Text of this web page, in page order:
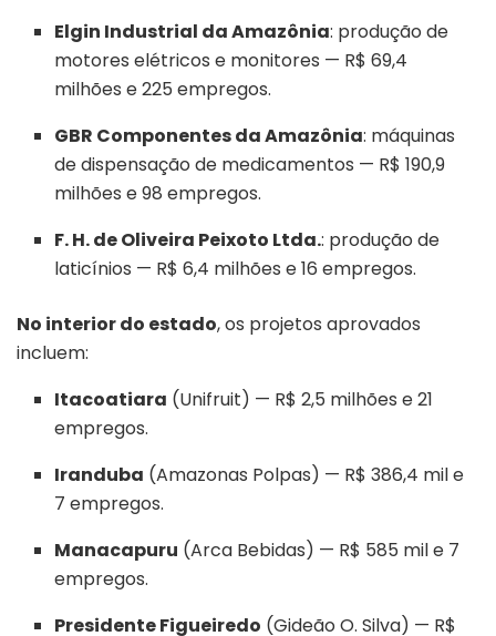
Elgin Industrial da Amazônia: produção de
motores elétricos e monitores — R$ 69,4
milhões e 225 empregos.
GBR Componentes da Amazônia: máquinas
de dispensação de medicamentos — R$ 190,9
milhões e 98 empregos.
F. H. de Oliveira Peixoto Ltda.: produção de
laticínios — R$ 6,4 milhões e 16 empregos.
No interior do estado, os projetos aprovados
incluem:
Itacoatiara (Unifruit) — R$ 2,5 milhões e 21
empregos.
Iranduba (Amazonas Polpas) — R$ 386,4 mil e
7 empregos.
Manacapuru (Arca Bebidas) — R$ 585 mil e 7
empregos.
Presidente Figueiredo (Gideão O. Silva) — R$